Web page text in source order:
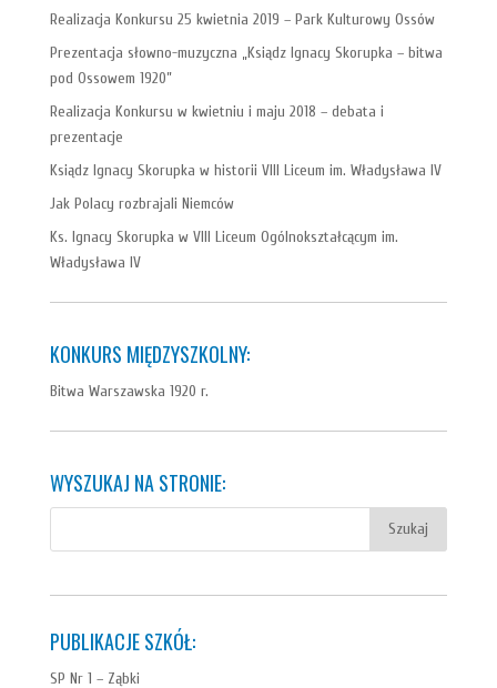
Realizacja Konkursu 25 kwietnia 2019 – Park Kulturowy Ossów
Prezentacja słowno-muzyczna „Ksiądz Ignacy Skorupka – bitwa
pod Ossowem 1920”
Realizacja Konkursu w kwietniu i maju 2018 – debata i
prezentacje
Ksiądz Ignacy Skorupka w historii VIII Liceum im. Władysława IV
Jak Polacy rozbrajali Niemców
Ks. Ignacy Skorupka w VIII Liceum Ogólnokształcącym im.
Władysława IV
KONKURS MIĘDZYSZKOLNY:
Bitwa Warszawska 1920 r.
WYSZUKAJ NA STRONIE:
PUBLIKACJE SZKÓŁ:
SP Nr 1 – Ząbki